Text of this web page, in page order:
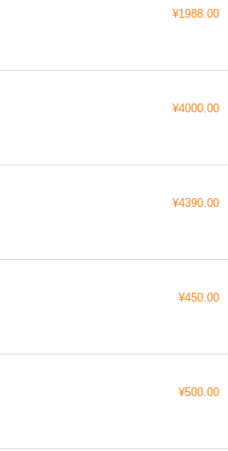
¥1988.00
¥4000.00
¥4390.00
¥450.00
¥500.00